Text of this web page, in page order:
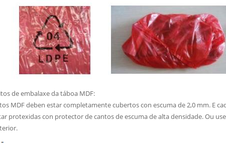
de embalaxe da táboa MDF:
MDF deben estar completamente cubertos con escuma de 2,0 mm. E
protexidas con protector de cantos de escuma de alta densidade. Ou